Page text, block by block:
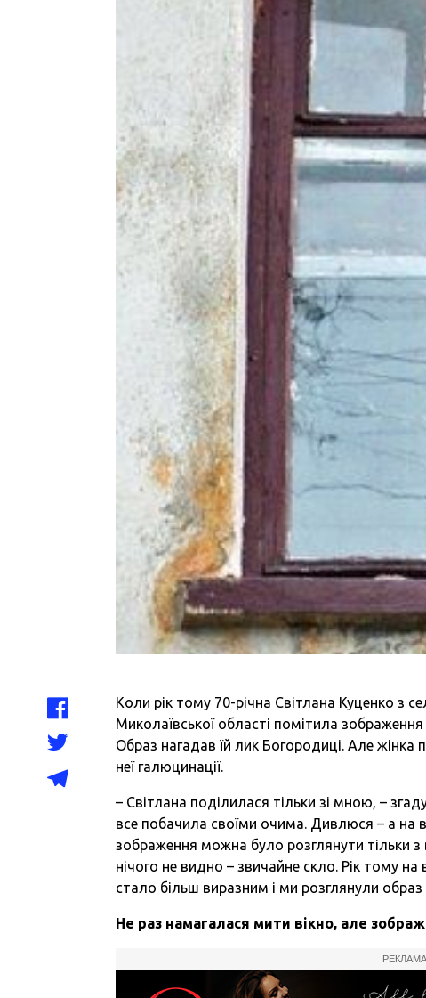
Коли рік тому 70-річна Світлана Куценко з
Миколаївської області помітила зображення
Образ нагадав їй лик Богородиці. Але
неї галюцинації.
– Світлана поділилася тільки зі мною, –
все побачила своїми очима. Дивлюся – а на
зображення можна було розглянути тільки з
нічого не видно – звичайне скло. Рік тому
стало більш виразним і ми розглянули
Не раз намагалася мити вікно, але
РЕКЛАМА